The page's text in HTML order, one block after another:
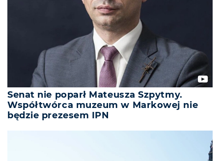
Senat nie poparł Mateusza Szpytmy.
Współtwórca muzeum w Markowej nie
będzie prezesem IPN